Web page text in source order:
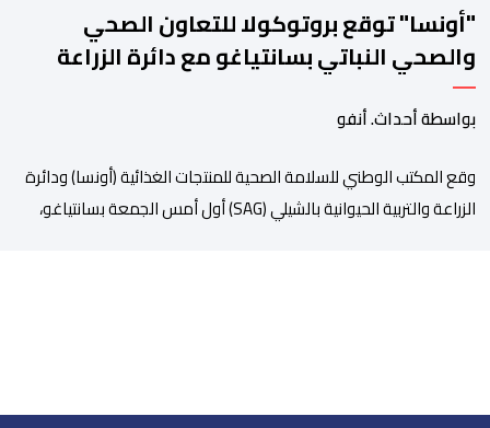
"أونسا" توقع بروتوكولا للتعاون الصحي
والصحي النباتي بسانتياغو مع دائرة الزراعة
وتربية المواشي
بواسطة أحداث. أنفو
وقع المكتب الوطني للسلامة الصحية للمنتجات الغذائية (أونسا) ودائرة
الزراعة والتربية الحيوانية بالشيلي (SAG) أول أمس الجمعة بسانتياغو،